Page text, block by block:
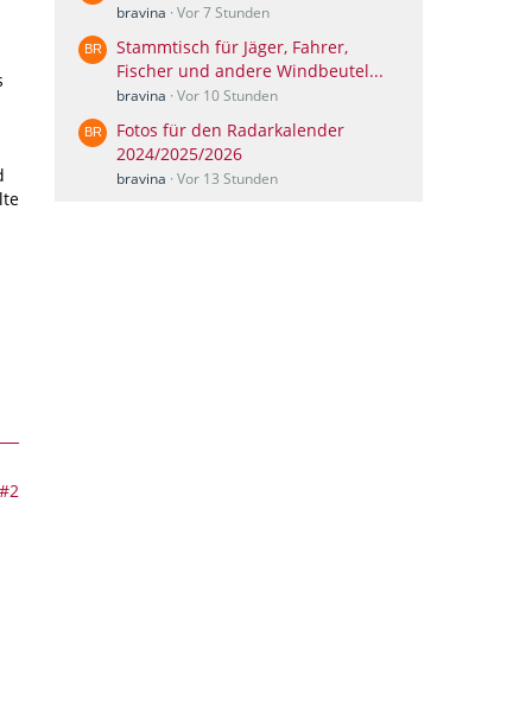
#2
bravina Vor 7 Stunden
Stammtisch für Jäger, Fahrer,
Fischer und andere Windbeutel...
bravina Vor 10 Stunden
Fotos für den Radarkalender
2024/2025/2026
bravina Vor 13 Stunden